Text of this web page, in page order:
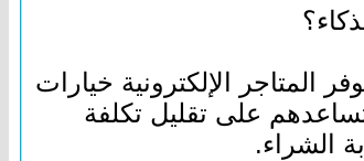
الإلكترونية خيارات
على تقليل تكلفة
الشراء.